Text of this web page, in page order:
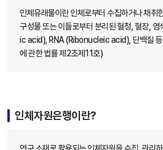
인체유래물이란 인체로부터 수집하거나 채취한
구성물 또는 이들로부터 분리된 혈청, 혈장,
ic acid), RNA (Ribonucleic acid), 단백질 등
에 관한 법률 제2조제11호)
인체자원은행이란?